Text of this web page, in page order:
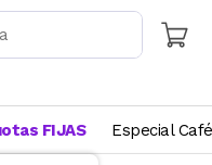
FIJAS Especial Café